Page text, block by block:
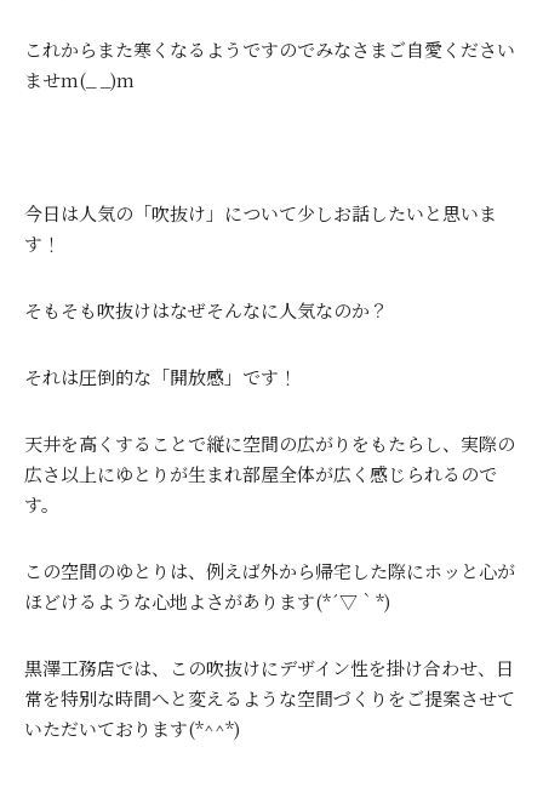
これからまた寒くなるようですのでみなさまご自愛ください
ませm(_ _)m
今日は人気の「吹抜け」について少しお話したいと思いま
す！
そもそも吹抜けはなぜそんなに人気なのか？
それは圧倒的な「開放感」です！
天井を高くすることで縦に空間の広がりをもたらし、実際の
広さ以上にゆとりが生まれ部屋全体が広く感じられるので
す。
この空間のゆとりは、例えば外から帰宅した際にホッと心が
ほどけるような心地よさがあります(*´▽｀*)
黒澤工務店では、この吹抜けにデザイン性を掛け合わせ、日
常を特別な時間へと変えるような空間づくりをご提案させて
いただいております(*^^*)